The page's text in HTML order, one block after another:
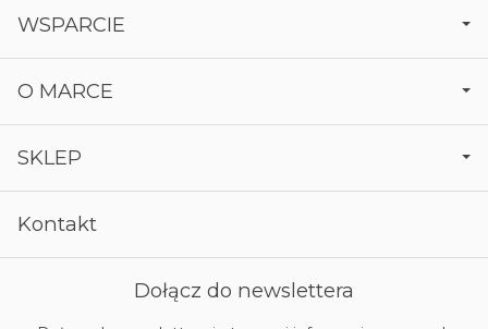
WSPARCIE
O MARCE
SKLEP
Kontakt
Dołącz do newslettera